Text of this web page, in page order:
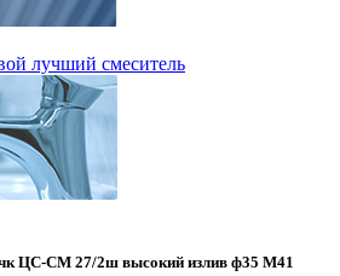
лучший смеситель
ЦС-СМ 27/2ш высокий излив ф35 М41